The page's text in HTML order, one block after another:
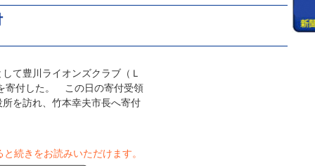
て豊川ライオンズクラブ（Ｌ
寄付した。 この日の寄付受領
を訪れ、竹本幸夫市長へ寄付
続きをお読みいただけます。